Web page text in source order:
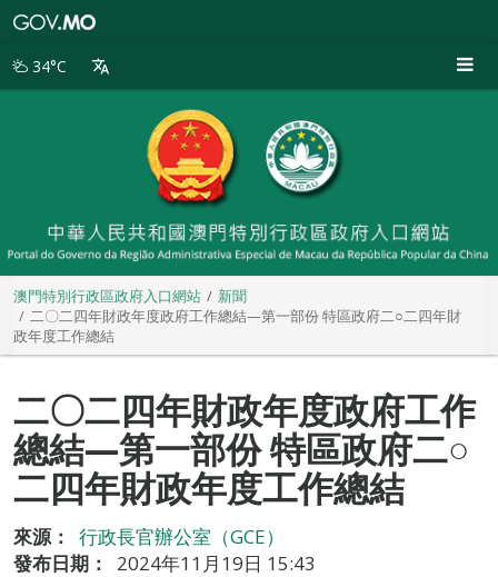
別
34°C
澳門特別行政區政府入口網站
新聞
二〇二四年財政年度政府工作總結—第一部份 特區政府二○二四年財
政年度工作總結
二〇二四年財政年度政府工作
總結—第一部份 特區政府二○
二四年財政年度工作總結
來源：
行政長官辦公室（GCE）
發布日期：
2024年11月19日 15:43